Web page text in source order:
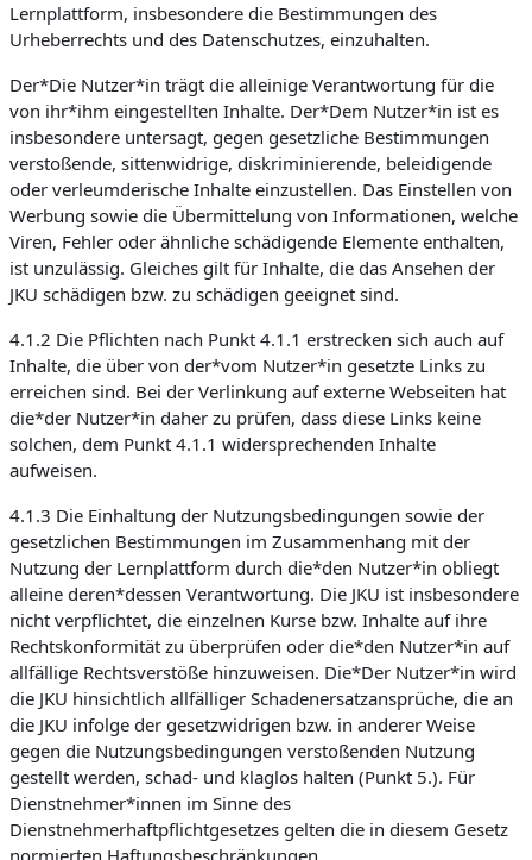
Lernplattform, insbesondere die Bestimmungen des
Urheberrechts und des Datenschutzes, einzuhalten.
Der*Die Nutzer*in trägt die alleinige Verantwortung für die
von ihr*ihm eingestellten Inhalte. Der*Dem Nutzer*in ist es
insbesondere untersagt, gegen gesetzliche Bestimmungen
verstoßende, sittenwidrige, diskriminierende, beleidigende
oder verleumderische Inhalte einzustellen. Das Einstellen von
Werbung sowie die Übermittelung von Informationen, welche
Viren, Fehler oder ähnliche schädigende Elemente enthalten,
ist unzulässig. Gleiches gilt für Inhalte, die das Ansehen der
JKU schädigen bzw. zu schädigen geeignet sind.
4.1.2 Die Pflichten nach Punkt 4.1.1 erstrecken sich auch auf
Inhalte, die über von der*vom Nutzer*in gesetzte Links zu
erreichen sind. Bei der Verlinkung auf externe Webseiten hat
die*der Nutzer*in daher zu prüfen, dass diese Links keine
solchen, dem Punkt 4.1.1 widersprechenden Inhalte
aufweisen.
4.1.3 Die Einhaltung der Nutzungsbedingungen sowie der
gesetzlichen Bestimmungen im Zusammenhang mit der
Nutzung der Lernplattform durch die*den Nutzer*in obliegt
alleine deren*dessen Verantwortung. Die JKU ist insbesondere
nicht verpflichtet, die einzelnen Kurse bzw. Inhalte auf ihre
Rechtskonformität zu überprüfen oder die*den Nutzer*in auf
allfällige Rechtsverstöße hinzuweisen. Die*Der Nutzer*in wird
die JKU hinsichtlich allfälliger Schadenersatzansprüche, die an
die JKU infolge der gesetzwidrigen bzw. in anderer Weise
gegen die Nutzungsbedingungen verstoßenden Nutzung
gestellt werden, schad- und klaglos halten (Punkt 5.). Für
Dienstnehmer*innen im Sinne des
Dienstnehmerhaftpflichtgesetzes gelten die in diesem Gesetz
normierten Haftungsbeschränkungen.